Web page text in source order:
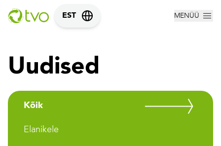
EST MENÜÜ
Uudised
Kõik
Elanikele